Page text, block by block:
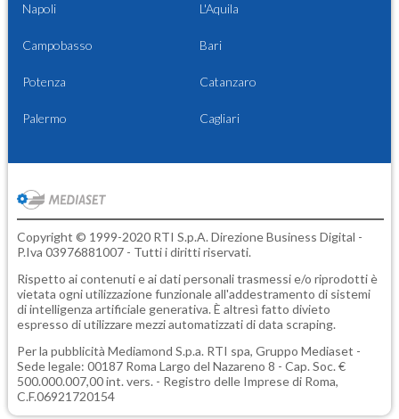
Napoli L'Aquila
Campobasso Bari
Potenza Catanzaro
Palermo Cagliari
Copyright © 1999-2020 RTI S.p.A. Direzione Business Digital -
P.Iva 03976881007 - Tutti i diritti riservati.
Rispetto ai contenuti e ai dati personali trasmessi e/o riprodotti è
vietata ogni utilizzazione funzionale all'addestramento di sistemi
di intelligenza artificiale generativa. È altresì fatto divieto
espresso di utilizzare mezzi automatizzati di data scraping.
Per la pubblicità Mediamond S.p.a. RTI spa, Gruppo Mediaset -
Sede legale: 00187 Roma Largo del Nazareno 8 - Cap. Soc. €
500.000.007,00 int. vers. - Registro delle Imprese di Roma,
C.F.06921720154